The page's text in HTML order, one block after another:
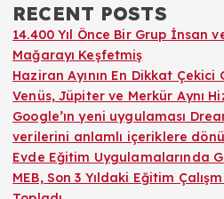
RECENT POSTS
14.400 Yıl Önce Bir Grup İnsan
Mağarayı Keşfetmiş
Haziran Ayının En Dikkat Çekici
Venüs, Jüpiter ve Merkür Aynı
Google’ın yeni uygulaması
verilerini anlamlı içeriklere
Evde Eğitim Uygulamalarında
MEB, Son 3 Yıldaki Eğitim